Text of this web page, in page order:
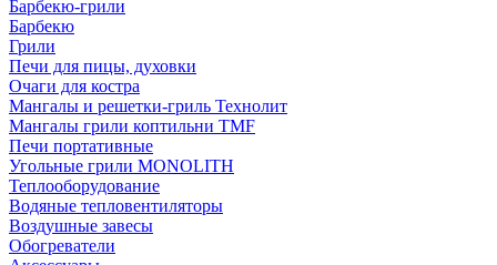
Барбекю-грили
Барбекю
Грили
Печи для пицы, духовки
Очаги для костра
Мангалы и решетки-гриль Технолит
Мангалы грили коптильни TMF
Печи портативные
Угольные грили MONOLITH
Теплооборудование
Водяные тепловентиляторы
Воздушные завесы
Обогреватели